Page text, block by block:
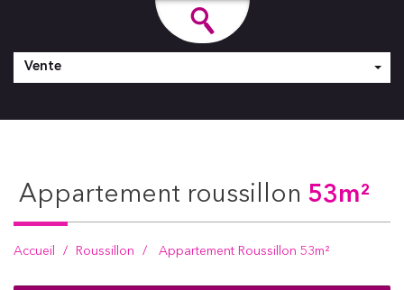
Vente
appartement roussillon 53m²
Accueil Roussillon Appartement Roussillon 53m²